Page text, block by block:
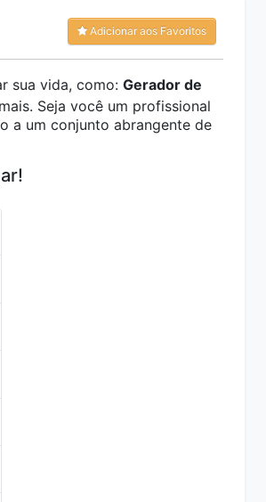
Adicionar aos Favoritos
sua vida, como: Gerador de
Seja você um profissional
a um conjunto abrangente de